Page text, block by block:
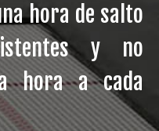
hora de salto
y no
hora a cada